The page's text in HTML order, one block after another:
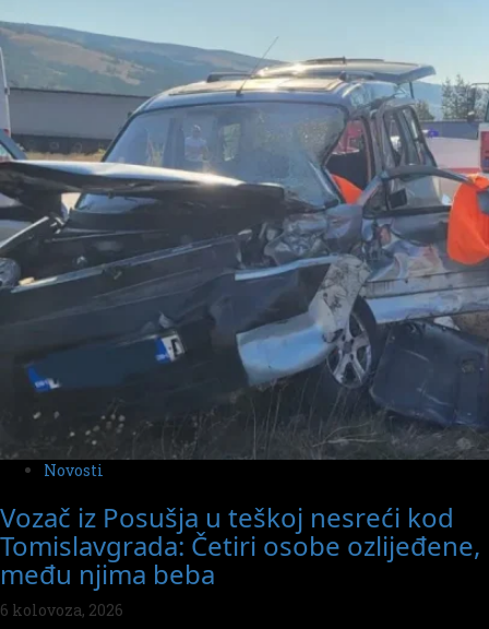
Novosti
Vozač iz Posušja u teškoj nesreći kod
Tomislavgrada: Četiri osobe ozlijeđene,
među njima beba
6 kolovoza, 2026